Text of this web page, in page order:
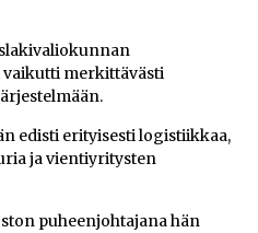
vaikutti merkittävästi
edisti erityisesti logistiikkaa,
ja vientiyritysten
puheenjohtajana hän